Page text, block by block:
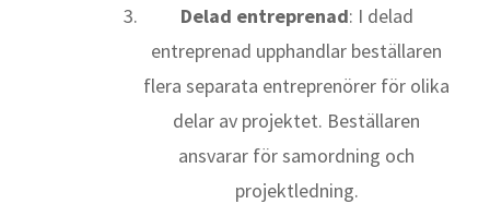
Delad entreprenad: I delad
entreprenad upphandlar beställaren
flera separata entreprenörer för olika
delar av projektet. Beställaren
ansvarar för samordning och
projektledning.